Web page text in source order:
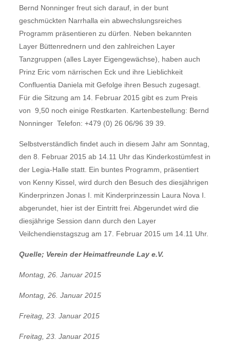
Bernd Nonninger freut sich darauf, in der bunt
geschmückten Narrhalla ein abwechslungsreiches
Programm präsentieren zu dürfen. Neben bekannten
Layer Büttenrednern und den zahlreichen Layer
Tanzgruppen (alles Layer Eigengewächse), haben auch
Prinz Eric vom närrischen Eck und ihre Lieblichkeit
Confluentia Daniela mit Gefolge ihren Besuch zugesagt.
Für die Sitzung am 14. Februar 2015 gibt es zum Preis
von  9,50 noch einige Restkarten. Kartenbestellung: Bernd
Nonninger  Telefon: +479 (0) 26 06/96 39 39.
Selbstverständlich findet auch in diesem Jahr am Sonntag,
den 8. Februar 2015 ab 14.11 Uhr das Kinderkostümfest in
der Legia-Halle statt. Ein buntes Programm, präsentiert
von Kenny Kissel, wird durch den Besuch des diesjährigen
Kinderprinzen Jonas I. mit Kinderprinzessin Laura Nova I.
abgerundet, hier ist der Eintritt frei. Abgerundet wird die
diesjährige Session dann durch den Layer
Veilchendienstagszug am 17. Februar 2015 um 14.11 Uhr.
Quelle; Verein der Heimatfreunde Lay e.V.
Montag, 26. Januar 2015
Montag, 26. Januar 2015
Freitag, 23. Januar 2015
Freitag, 23. Januar 2015